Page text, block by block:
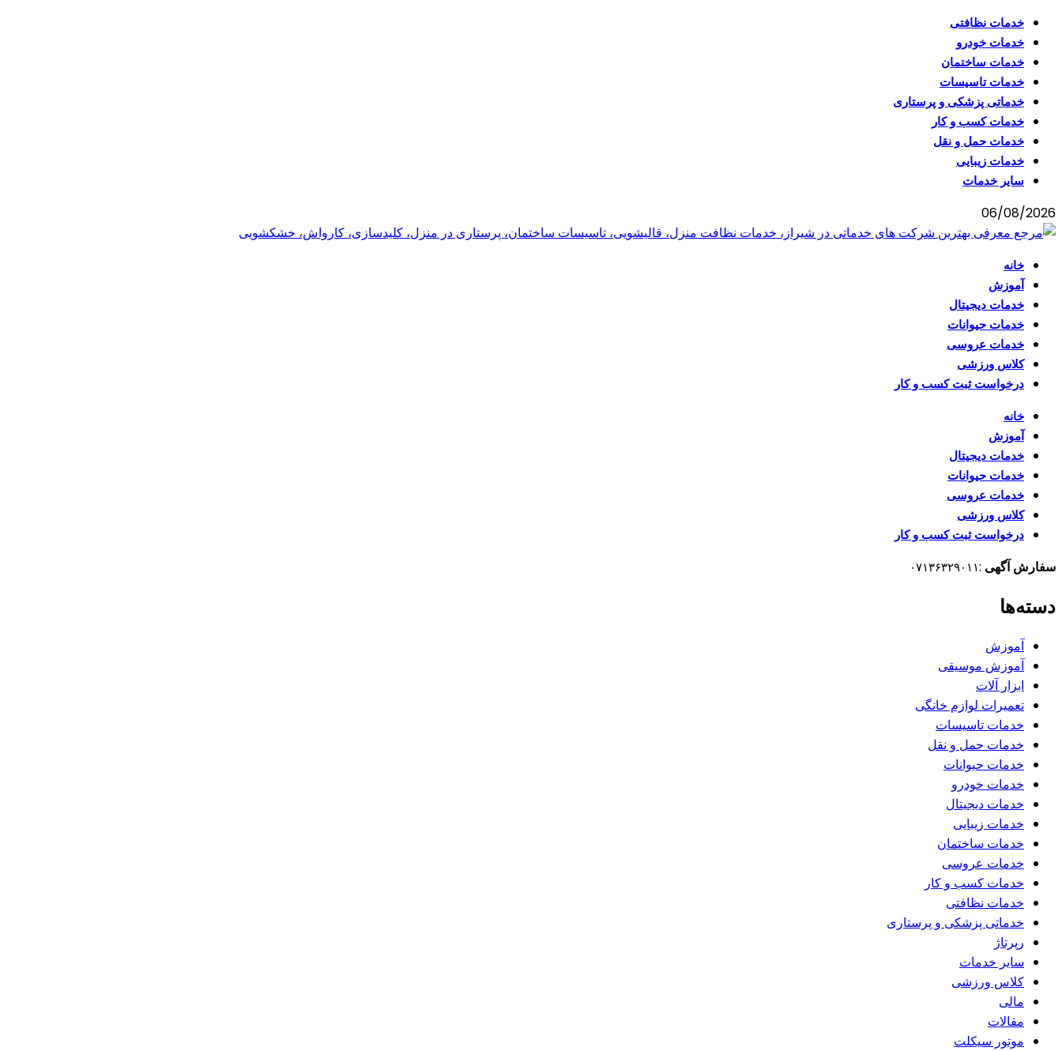
خدمات نظافتی
خدمات خودرو
خدمات ساختمان
خدمات تاسیسات
خدماتی پزشکی و پرستاری
خدمات کسب و کار
خدمات حمل و نقل
خدمات زیبایی
سایر خدمات
06/08/2026
خانه
آموزش
خدمات دیجیتال
خدمات حیوانات
خدمات عروسی
کلاس ورزشی
درخواست ثبت کسب و کار
خانه
آموزش
خدمات دیجیتال
خدمات حیوانات
خدمات عروسی
کلاس ورزشی
درخواست ثبت کسب و کار
سفارش آگهی :۰۷۱۳۶۳۲۹۰۱۱
دسته‌ها
آموزش
آموزش موسیقی
ابزار آلات
تعمیرات لوازم خانگی
خدمات تاسیسات
خدمات حمل و نقل
خدمات حیوانات
خدمات خودرو
خدمات دیجیتال
خدمات زیبایی
خدمات ساختمان
خدمات عروسی
خدمات کسب و کار
خدمات نظافتی
خدماتی پزشکی و پرستاری
رپرتاژ
سایر خدمات
کلاس ورزشی
مالی
مقالات
موتور سیکلت